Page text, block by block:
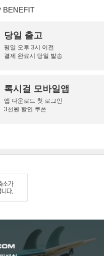
BENEFIT
당일 출고
평일 오후 3시 이전
결제 완료시 당일 발송
록시걸 모바일앱
앱 다운로드 첫 로그인
3천원 할인 쿠폰